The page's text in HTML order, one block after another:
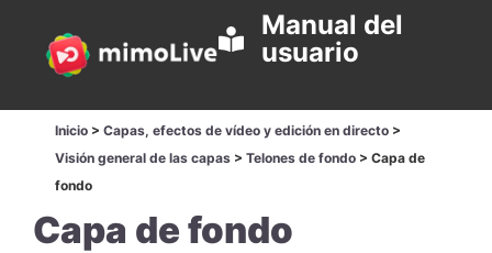
Manual del
usuario
Inicio > Capas, efectos de vídeo y edición en directo >
Visión general de las capas > Telones de fondo > Capa de
fondo
Capa de fondo